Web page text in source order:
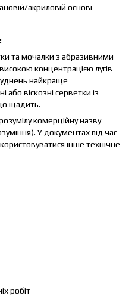
акриловій основі
та мочалки з абразивними
концентрацією лугів
найкраще
або віскозні серветки із
щадить.
комерційну назву
У документах під час
інше технічне
робіт